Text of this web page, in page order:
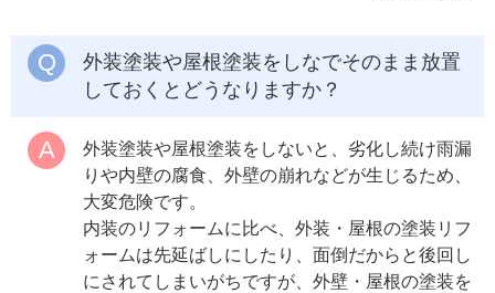
外装塗装や屋根塗装をしなでそのまま放置
しておくとどうなりますか？
外装塗装や屋根塗装をしないと、劣化し続け雨漏
りや内壁の腐食、外壁の崩れなどが生じるため、
大変危険です。
内装のリフォームに比べ、外装・屋根の塗装リフ
ォームは先延ばしにしたり、面倒だからと後回し
にされてしまいがちですが、外壁・屋根の塗装を